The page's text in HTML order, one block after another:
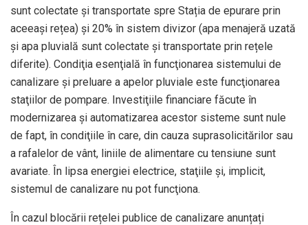
sunt colectate și transportate spre Stația de epurare prin
aceeași rețea) și 20% în sistem divizor (apa menajeră uzată
și apa pluvială sunt colectate și transportate prin rețele
diferite). Condiţia esenţială în funcţionarea sistemului de
canalizare şi preluare a apelor pluviale este funcţionarea
staţiilor de pompare. Investiţiile financiare făcute în
modernizarea şi automatizarea acestor sisteme sunt nule
de fapt, în condiţiile în care, din cauza suprasolicitărilor sau
a rafalelor de vânt, liniile de alimentare cu tensiune sunt
avariate. În lipsa energiei electrice, staţiile şi, implicit,
sistemul de canalizare nu pot funcţiona.
În cazul blocării rețelei publice de canalizare anunțați